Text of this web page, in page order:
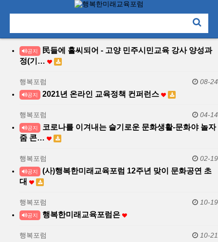
공지
民들에 홀씨되어 - 고양 민주시민교육 강사 양성과
정(기…
행복포럼 08-24
공지 2021년 온라인 교육정책 컨퍼런스
행복포럼 04-14
공지
코로나를 이겨내는 슬기로운 문화생활-문화야 놀자
줌 콘…
행복포럼 02-19
공지
(사)행복한미래교육포럼 12주년 맞이 문화공연 초
대
행복포럼 10-19
공지 행복한미래교육포럼은
행복포럼 10-21